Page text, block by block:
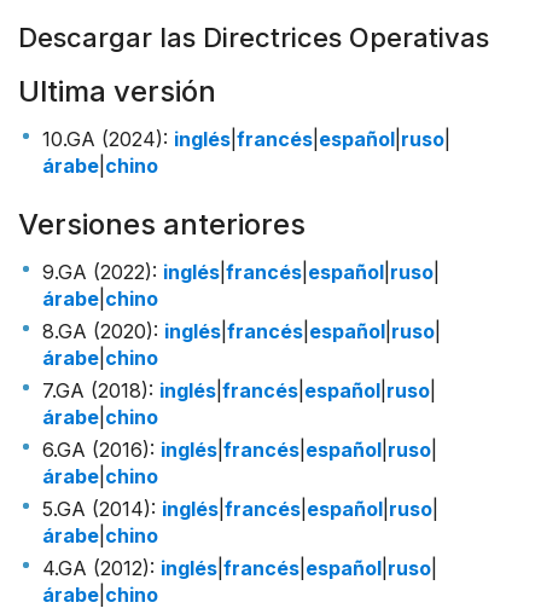
Descargar las Directrices Operativas
Ultima versión
10.GA (2024): inglés francés español ruso
árabe chino
Versiones anteriores
9.GA (2022): inglés francés español ruso
árabe chino
8.GA (2020): inglés francés español ruso
árabe chino
7.GA (2018): inglés francés español ruso
árabe chino
6.GA (2016): inglés francés español ruso
árabe chino
5.GA (2014): inglés francés español ruso
árabe chino
4.GA (2012): inglés francés español ruso
árabe chino